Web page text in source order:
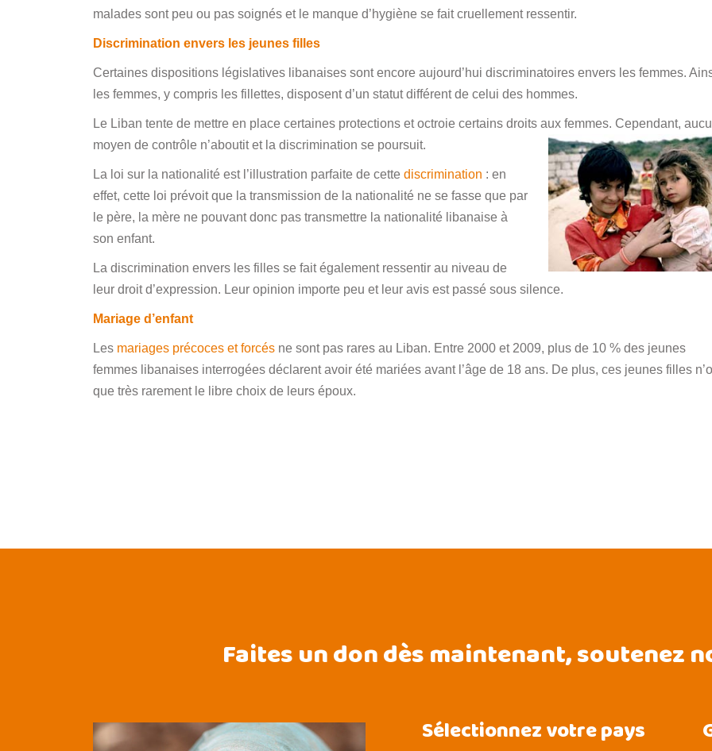
malades sont peu ou pas soignés et le manque d’hygiène se fait cruellement ressentir.
Discrimination envers les jeunes filles
Certaines dispositions législatives libanaises sont encore aujourd’hui discriminatoires envers les femmes.
les femmes, y compris les fillettes, disposent d’un statut différent de celui des hommes.
Le Liban tente de mettre en place certaines protections et octroie certains droits aux femmes. Cependant,
moyen de contrôle n’aboutit et la discrimination se poursuit.
La loi sur la nationalité est l’illustration parfaite de cette discrimination : en
effet, cette loi prévoit que la transmission de la nationalité ne se fasse que par
le père, la mère ne pouvant donc pas transmettre la nationalité libanaise à
son enfant.
La discrimination envers les filles se fait également ressentir au niveau de
leur droit d’expression. Leur opinion importe peu et leur avis est passé sous silence.
Mariage d’enfant
Les mariages précoces et forcés ne sont pas rares au Liban. Entre 2000 et 2009, plus de 10 % des jeunes
femmes libanaises interrogées déclarent avoir été mariées avant l’âge de 18 ans. De plus, ces jeunes filles
que très rarement le libre choix de leurs époux.
Faites un don dès maintenant, soutenez
Sélectionnez votre pays